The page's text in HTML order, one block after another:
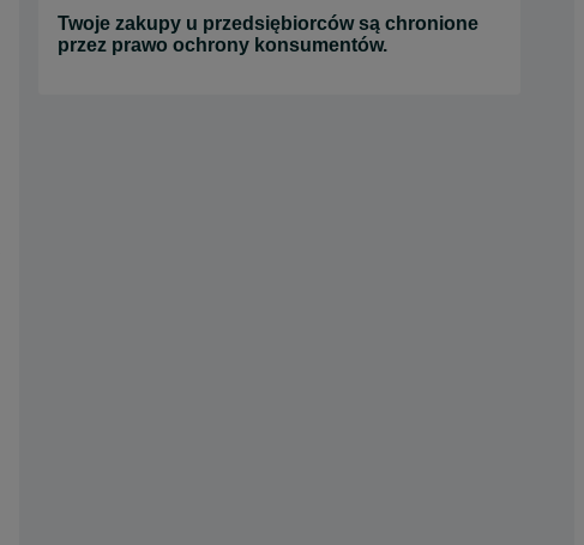
Twoje zakupy u przedsiębiorców są chronione
przez prawo ochrony konsumentów.